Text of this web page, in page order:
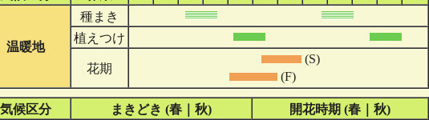
温暖地
種まき
植えつけ
花期
(S)
(F)
気候区分 まきどき (春｜秋)
開花時期 (春｜秋)